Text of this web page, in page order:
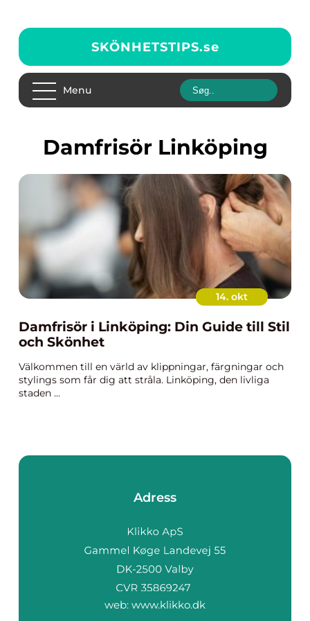
SKÖNHETSTIPS.se
Menu
Damfrisör Linköping
14. okt
Damfrisör i Linköping: Din Guide till Stil
och Skönhet
Välkommen till en värld av klippningar, färgningar och
stylings som får dig att stråla. Linköping, den livliga
staden ...
Adress
web: www.klikko.dk